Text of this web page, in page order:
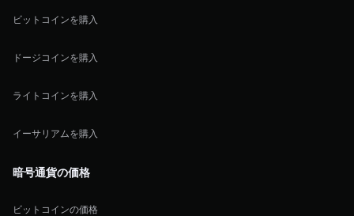
ビットコインを購入
ドージコインを購入
ライトコインを購入
イーサリアムを購入
暗号通貨の価格
ビットコインの価格